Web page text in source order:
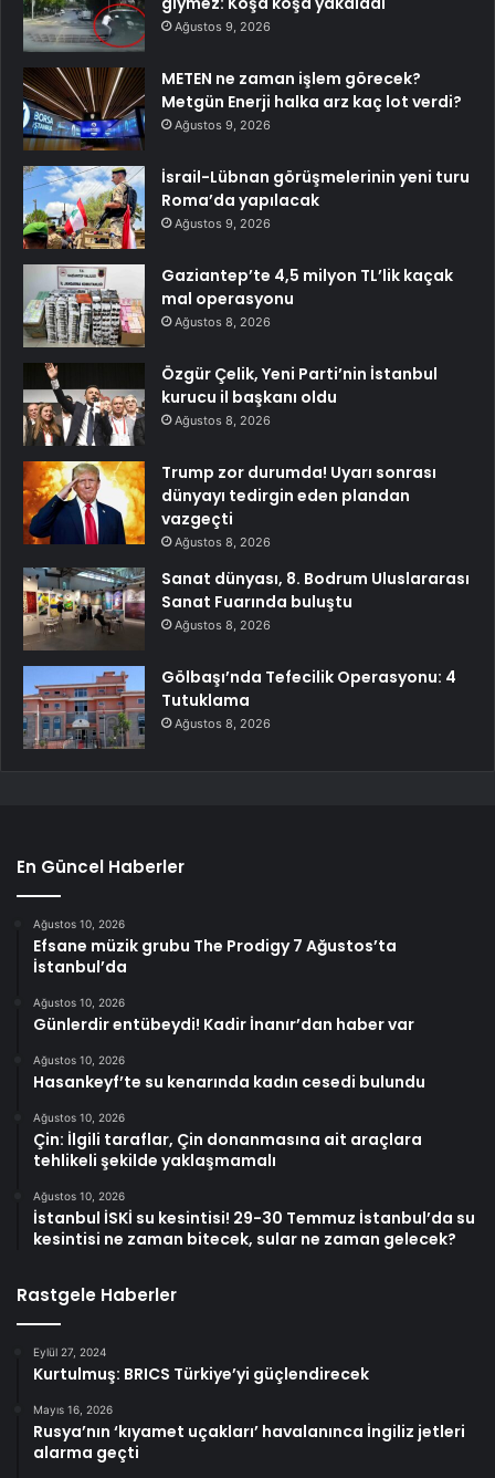
Ağustos 9, 2026
METEN ne zaman işlem görecek?
Metgün Enerji halka arz kaç lot verdi?
Ağustos 9, 2026
İsrail-Lübnan görüşmelerinin yeni turu
Roma’da yapılacak
Ağustos 9, 2026
Gaziantep’te 4,5 milyon TL’lik kaçak
mal operasyonu
Ağustos 8, 2026
Özgür Çelik, Yeni Parti’nin İstanbul
kurucu il başkanı oldu
Ağustos 8, 2026
Trump zor durumda! Uyarı sonrası
dünyayı tedirgin eden plandan
vazgeçti
Ağustos 8, 2026
Sanat dünyası, 8. Bodrum Uluslararası
Sanat Fuarında buluştu
Ağustos 8, 2026
Gölbaşı’nda Tefecilik Operasyonu: 4
Tutuklama
Ağustos 8, 2026
En Güncel Haberler
Ağustos 10, 2026
Efsane müzik grubu The Prodigy 7 Ağustos’ta
İstanbul’da
Ağustos 10, 2026
Günlerdir entübeydi! Kadir İnanır’dan haber var
Ağustos 10, 2026
Hasankeyf’te su kenarında kadın cesedi bulundu
Ağustos 10, 2026
Çin: İlgili taraflar, Çin donanmasına ait araçlara
tehlikeli şekilde yaklaşmamalı
Ağustos 10, 2026
İstanbul İSKİ su kesintisi! 29-30 Temmuz İstanbul’da su
kesintisi ne zaman bitecek, sular ne zaman gelecek?
Rastgele Haberler
Eylül 27, 2024
Kurtulmuş: BRICS Türkiye’yi güçlendirecek
Mayıs 16, 2026
Rusya’nın ‘kıyamet uçakları’ havalanınca İngiliz jetleri
alarma geçti